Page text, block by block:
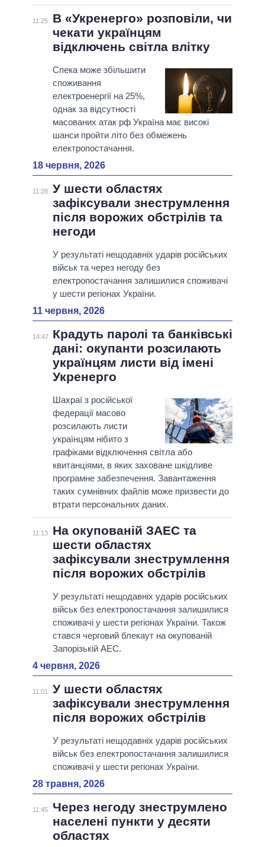
11:25
В «Укренерго» розповіли, чи
чекати українцям
відключень світла влітку
Спека може збільшити
споживання
електроенергії на 25%,
однак за відсутності
масованих атак рф Україна має високі
шанси пройти літо без обмежень
електропостачання.
18 червня, 2026
11:28
У шести областях
зафіксували знеструмлення
після ворожих обстрілів та
негоди
У результаті нещодавніх ударів російських
військ та через негоду без
електропостачання залишилися споживачі
у шести регіонах України.
11 червня, 2026
14:47
Крадуть паролі та банківські
дані: окупанти розсилають
українцям листи від імені
Укренерго
Шахраї з російської
федерації масово
розсилають листи
українцям нібито з
графіками відключення світла або
квитанціями, в яких заховане шкідливе
програмне забезпечення. Завантаження
таких сумнівних файлів може призвести до
втрати персональних даних.
11:13
На окупованій ЗАЕС та
шести областях
зафіксували знеструмлення
після ворожих обстрілів
У результаті нещодавніх ударів російських
військ без електропостачання залишилися
споживачі у шести регіонах України. Також
стався черговий блекаут на окупованій
Запорізькій АЕС.
4 червня, 2026
11:01
У шести областях
зафіксували знеструмлення
після ворожих обстрілів
У результаті нещодавніх ударів російських
військ без електропостачання залишилися
споживачі у шести регіонах України.
28 травня, 2026
11:45
Через негоду знеструмлено
населені пункти у десяти
областях